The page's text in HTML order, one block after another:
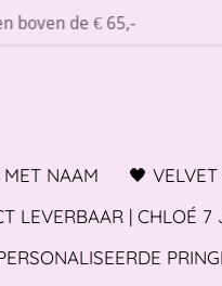
boven de € 65,-
MET NAAM
🖤
LEVERBAAR | CHLOÉ 7